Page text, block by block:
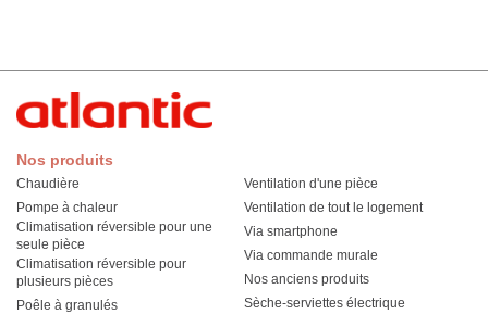
Nos produits
Chaudière
Pompe à chaleur
Climatisation réversible pour une
seule pièce
Climatisation réversible pour
plusieurs pièces
Poêle à granulés
Ventilation d'une pièce
Ventilation de tout le logement
Via smartphone
Via commande murale
Nos anciens produits
Sèche-serviettes électrique